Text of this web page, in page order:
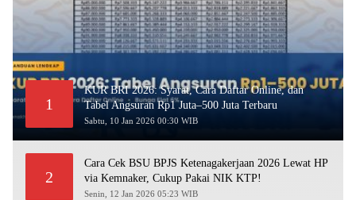
1
KUR BRI 2026: Syarat, Cara Daftar Online, dan
Tabel Angsuran Rp1 Juta–500 Juta Terbaru
Sabtu, 10 Jan 2026 00:30 WIB
2
Cara Cek BSU BPJS Ketenagakerjaan 2026 Lewat HP
via Kemnaker, Cukup Pakai NIK KTP!
Senin, 12 Jan 2026 05:23 WIB